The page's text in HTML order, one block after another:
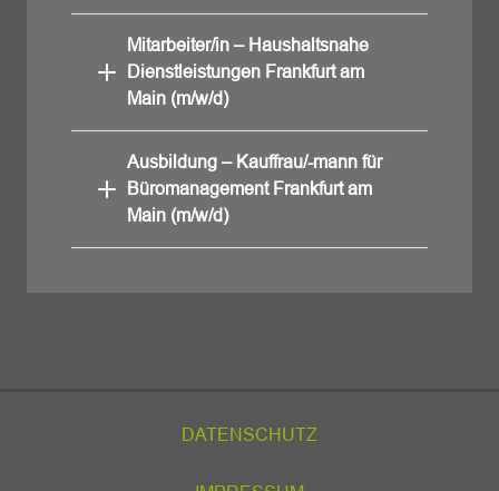
Mitarbeiter/in – Haushaltsnahe
Dienstleistungen Frankfurt am
Main (m/w/d)
Ausbildung – Kauffrau/-mann für
Büromanagement Frankfurt am
Main (m/w/d)
DATENSCHUTZ